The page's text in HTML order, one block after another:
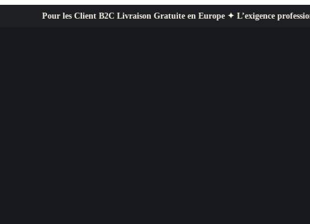
Pour les Client B2C Livraison Gratuite en Europe ✦ L’exigence professionnelle au